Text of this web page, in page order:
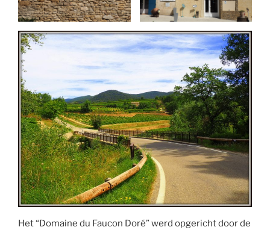
Het “Domaine du Faucon Doré” werd opgericht door de